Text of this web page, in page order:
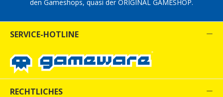
den Gameshops, quasi der ORIGINAL GAMESHOP.
SERVICE-HOTLINE
RECHTLICHES